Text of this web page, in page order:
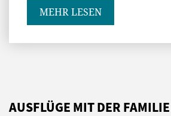
MEHR LESEN
AUSFLÜGE MIT DER